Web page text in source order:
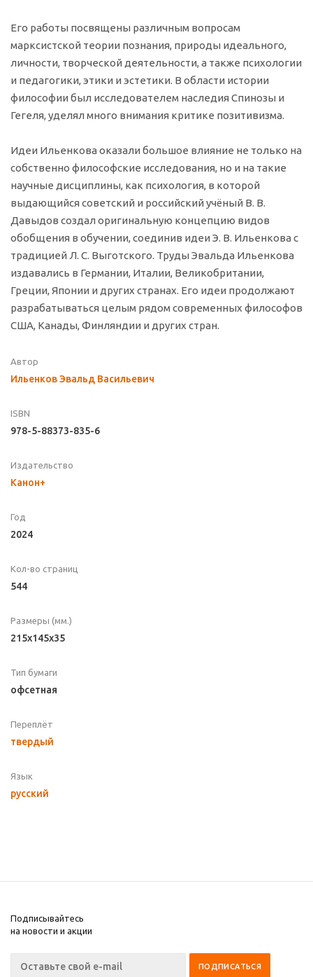
Его работы посвящены различным вопросам
марксистской теории познания, природы идеального,
личности, творческой деятельности, а также психологии
и педагогики, этики и эстетики. В области истории
философии был исследователем наследия Спинозы и
Гегеля, уделял много внимания критике позитивизма.
Идеи Ильенкова оказали большое влияние не только на
собственно философские исследования, но и на такие
научные дисциплины, как психология, в которой
выдающийся советский и российский учёный В. В.
Давыдов создал оригинальную концепцию видов
обобщения в обучении, соединив идеи Э. В. Ильенкова с
традицией Л. С. Выготского. Труды Эвальда Ильенкова
издавались в Германии, Италии, Великобритании,
Греции, Японии и других странах. Его идеи продолжают
разрабатываться целым рядом современных философов
США, Канады, Финляндии и других стран.
Автор
Ильенков Эвальд Васильевич
ISBN
978-5-88373-835-6
Издательство
Канон+
Год
2024
Кол-во страниц
544
Размеры (мм.)
215x145x35
Тип бумаги
офсетная
Переплёт
твердый
Язык
русский
Подписывайтесь
на новости и акции